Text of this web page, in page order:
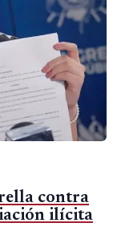
contra
ilícita